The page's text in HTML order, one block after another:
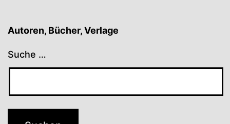
Autoren, Bücher, Verlage
Suche …